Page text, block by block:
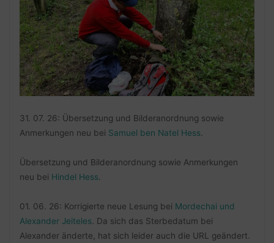
31. 07. 26: Übersetzung und Bilderanordnung sowie
Anmerkungen neu bei Samuel ben Natel Hess
Übersetzung und Bilderanordnung sowie Anmerkungen
neu bei Hindel Hess
01. 06. 26: Korrigierte neue Lesung bei Mordechai und
Alexander Jeiteles . Da sich das Sterbedatum bei
Alexander änderte, hat sich leider auch die URL geändert.